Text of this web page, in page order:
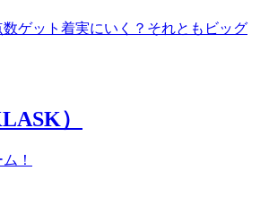
ゲット着実にいく？それともビッグ
）
！